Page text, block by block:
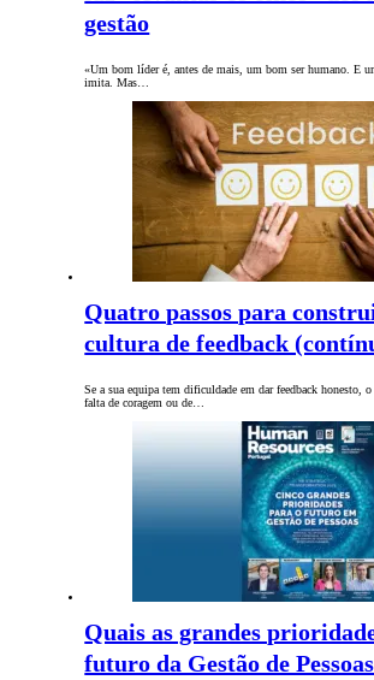
gestão
«Um bom líder é, antes de mais, um bom ser humano. E
imita. Mas…
Quatro passos para
cultura de feedback
Se a sua equipa tem dificuldade em dar feedback honesto,
falta de coragem ou de…
Quais as grandes
futuro da Gestão de